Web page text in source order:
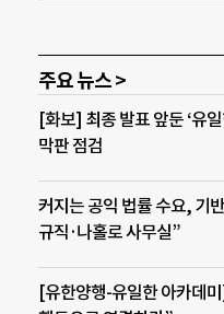
주요 뉴스 >
[화보] 최종 발표 앞둔 ‘유
막판 점검
커지는 공익 법률 수요, 기
규직·나홀로 사무실”
[유한양행-유일한 아카데